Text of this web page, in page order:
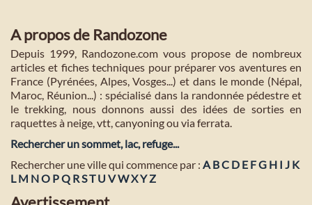
A propos de Randozone
Depuis 1999, Randozone.com vous propose de nombreux
articles et fiches techniques pour préparer vos aventures en
France (Pyrénées, Alpes, Vosges...) et dans le monde (Népal,
Maroc, Réunion...) : spécialisé dans la randonnée pédestre et
le trekking, nous donnons aussi des idées de sorties en
raquettes à neige, vtt, canyoning ou via ferrata.
Rechercher un sommet, lac, refuge...
Rechercher une ville qui commence par : A BC D E FG H I J K
L M NO PQ R ST U VWXY Z